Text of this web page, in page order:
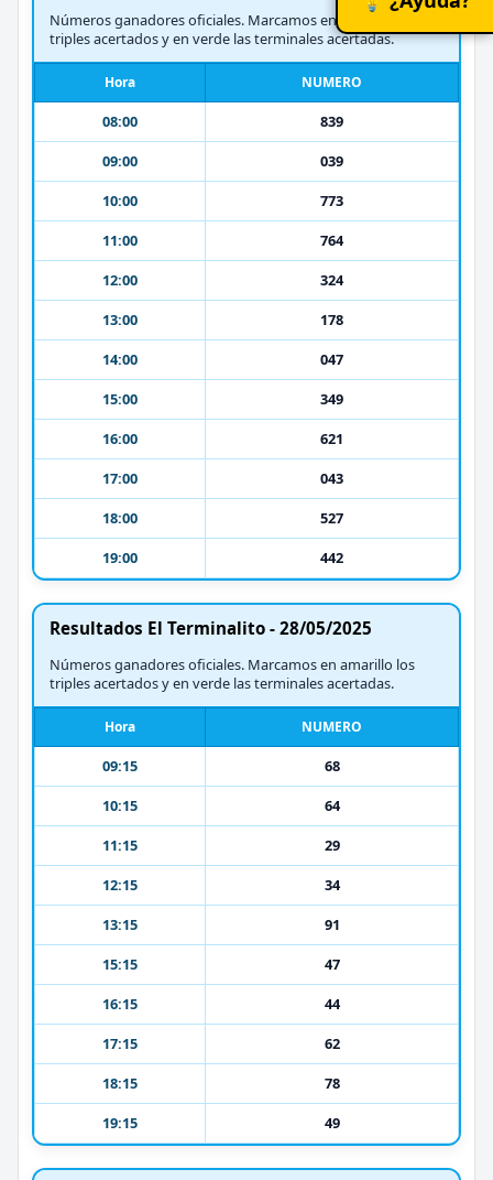
Números ganadores oficiales. Marcamos en amarillo los
triples acertados y en verde las terminales acertadas.
Hora NUMERO
08:00
839
09:00
039
10:00
773
11:00
764
12:00
324
13:00
178
14:00
047
15:00
349
16:00
621
17:00
043
18:00
527
19:00
442
Resultados El Terminalito - 28/05/2025
Números ganadores oficiales. Marcamos en amarillo los
triples acertados y en verde las terminales acertadas.
Hora NUMERO
09:15
68
10:15
64
11:15
29
12:15
34
13:15
91
15:15
47
16:15
44
17:15
62
18:15
78
19:15
49